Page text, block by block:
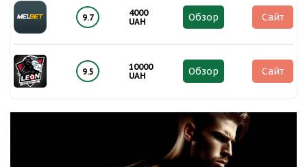
9.7
4000
UAH
Обзор Сайт
9.5
10000
UAH
Обзор Сайт